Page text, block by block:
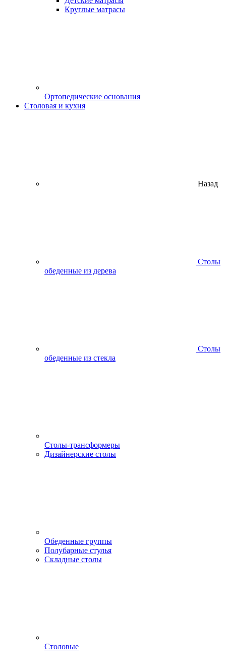
Круглые матрасы
Ортопедические основания
Столовая и кухня
Назад
Столы
обеденные из дерева
Столы
обеденные из стекла
Столы-трансформеры
Дизайнерские столы
Обеденные группы
Полубарные стулья
Складные столы
Столовые